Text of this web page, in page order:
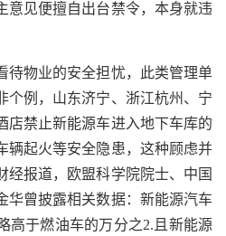
意见便擅自出台禁令，本身就违
物业的安全担忧，此类管理单
个例，山东济宁、浙江杭州、宁
店禁止新能源车进入地下车库的
辆起火等安全隐患，这种顾虑并
经报道，欧盟科学院院士、中国
华曾披露相关数据：新能源汽车
高于燃油车的万分之2.且新能源